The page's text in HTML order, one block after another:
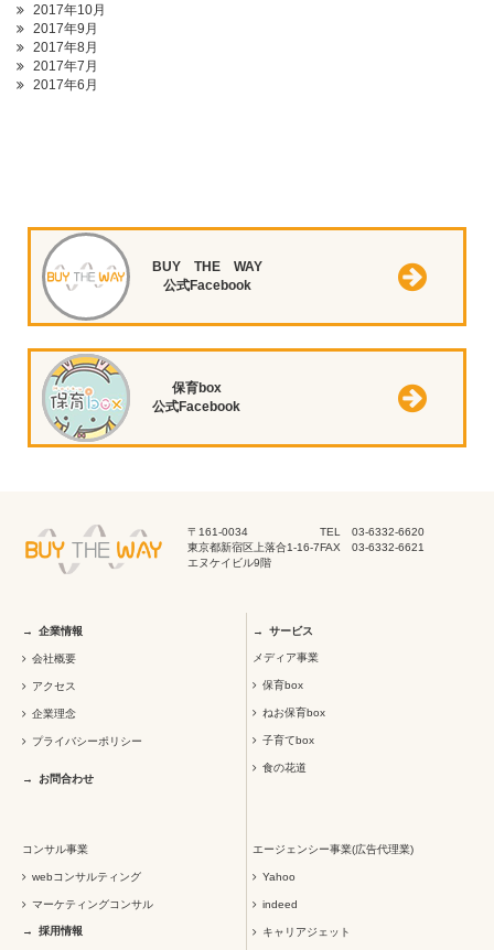
2017年10月
2017年9月
2017年8月
2017年7月
2017年6月
BUY THE WAY
公式Facebook
保育box
公式Facebook
〒161-0034
東京都新宿区上落合1-16-7
エヌケイビル9階
TEL 03-6332-6620
FAX 03-6332-6621
企業情報
会社概要
アクセス
企業理念
プライバシーポリシー
お問合わせ
サービス
メディア事業
保育box
ねお保育box
子育てbox
食の花道
コンサル事業
webコンサルティング
マーケティングコンサル
エージェンシー事業(広告代理業)
Yahoo
indeed
キャリアジェット
採用情報